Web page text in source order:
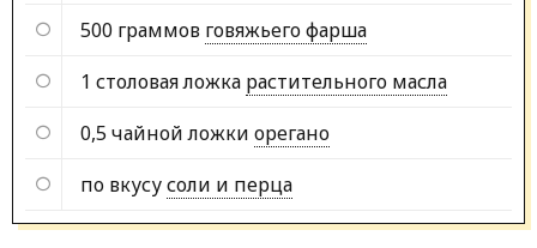
500 граммов говяжьего фарша
1 столовая ложка растительного масла
0,5 чайной ложки орегано
по вкусусоли и перца